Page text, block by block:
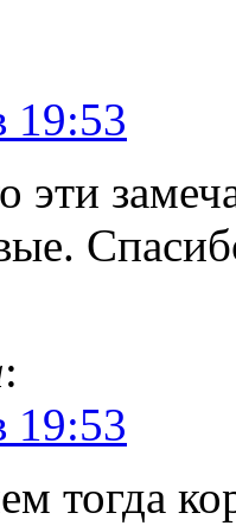
19:53
эти
:
19:53
тогда